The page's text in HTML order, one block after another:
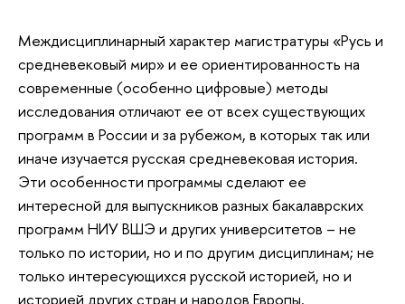
Междисциплинарный характер магистратуры «Русь и
средневековый мир» и ее ориентированность на
современные (особенно цифровые) методы
исследования отличают ее от всех существующих
программ в России и за рубежом, в которых так или
иначе изучается русская средневековая история.
Эти особенности программы сделают ее
интересной для выпускников разных бакалаврских
программ НИУ ВШЭ и других университетов – не
только по истории, но и по другим дисциплинам; не
только интересующихся русской историей, но и
историей других стран и народов Европы.